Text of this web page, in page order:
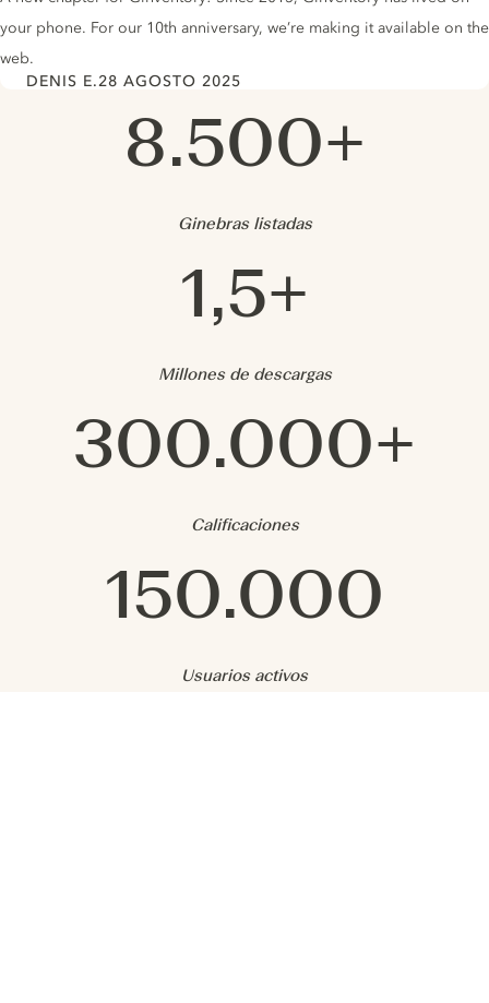
your phone. For our 10th anniversary, we’re making it available on the
web.
DENIS E.28 AGOSTO 2025
8.500+
Ginebras listadas
1,5+
Millones de descargas
300.000+
Calificaciones
150.000
Usuarios activos